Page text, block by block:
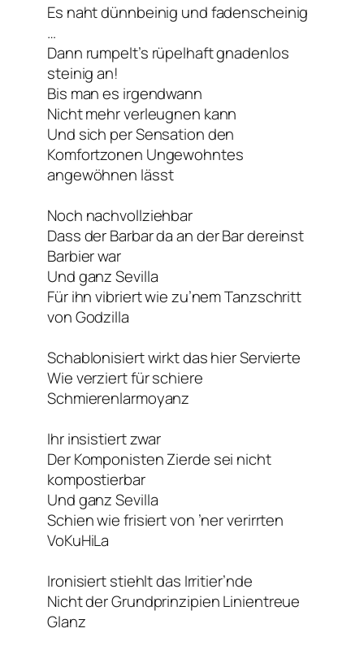
Es naht dünnbeinig und fadenscheinig
…
Dann rumpelt’s rüpelhaft gnadenlos
steinig an!
Bis man es irgendwann
Nicht mehr verleugnen kann
Und sich per Sensation den
Komfortzonen Ungewohntes
angewöhnen lässt
Noch nachvollziehbar
Dass der Barbar da an der Bar dereinst
Barbier war
Und ganz Sevilla
Für ihn vibriert wie zu’nem Tanzschritt
von Godzilla
Schablonisiert wirkt das hier Servierte
Wie verziert für schiere
Schmierenlarmoyanz
Ihr insistiert zwar
Der Komponisten Zierde sei nicht
kompostierbar
Und ganz Sevilla
Schien wie frisiert von ’ner verirrten
VoKuHiLa
Ironisiert stiehlt das Irritier’nde
Nicht der Grundprinzipien Linientreue
Glanz